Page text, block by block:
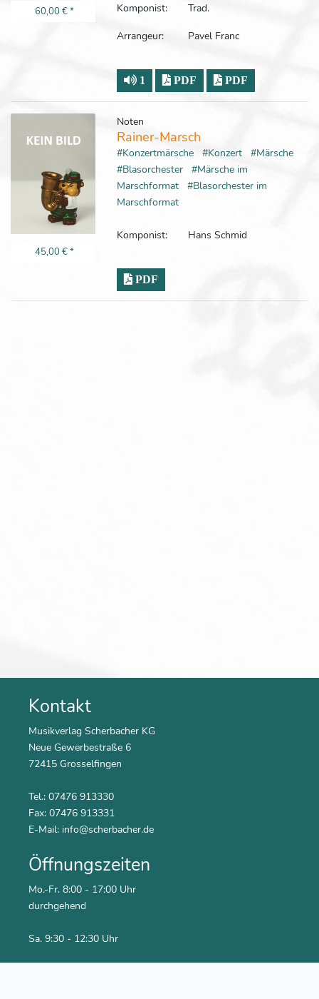
60,00 €* Komponist:
Trad.
Arrangeur:
Pavel Franc
1 PDF PDF
45,00 €*
Noten
Rainer-Marsch
#Konzertmärsche #Konzert
#Märsche
#Blasorchester
#Märsche im
Marschformat
#Blasorchester im
Marschformat
Komponist: Hans Schmid
PDF
Kontakt
Musikverlag Scherbacher KG
Neue Gewerbestraße 6
72415 Grosselfingen
Tel.: 07476 913330
Fax: 07476 913331
E-Mail: info@scherbacher.de
Öffnungszeiten
Mo.-Fr. 8:00 - 17:00 Uhr
durchgehend
Sa. 9:30 - 12:30 Uhr